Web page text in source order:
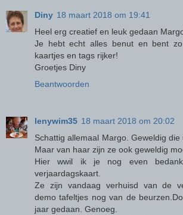
Diny 18 maart 2018 om 19:41
Heel erg creatief en leuk gedaan
Je hebt echt alles benut en bent
kaartjes en tags rijker!
Groetjes Diny
Beantwoorden
lenywim35 18 maart 2018 om 20:02
Schattig allemaal Margo. Geweldig
Maar van haar zijn ze ook geweldig
Hier wwil ik je nog even
verjaardagskaart.
Ze zijn vandaag verhuisd van de
demo tafeltjes nog van de
jaar gedaan. Genoeg.